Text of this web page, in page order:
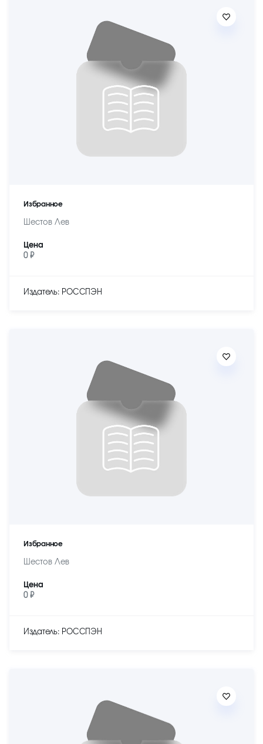
Избранное
Шестов Лев
Цена
0 ₽
Издатель: РОССПЭН
Избранное
Шестов Лев
Цена
0 ₽
Издатель: РОССПЭН